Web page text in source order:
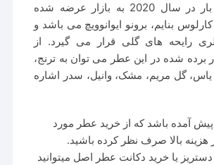
Way که اولین بار در سال 2020 به بازار عرضه شده
بنایم، برونو ایوانوویچ می باشد و
رایحه های گلی قرار می گیرد. از
برده شده در این عطر می توان به ترنج،
یاس، گل مریم، مشک، وانیل، سدر اشاره
آمده باشد که از خرید عطر مورد
هزینه بالا صرف نظر کرده باشید.
دستریز یا خرید دکانت عطر اصل میتوانید